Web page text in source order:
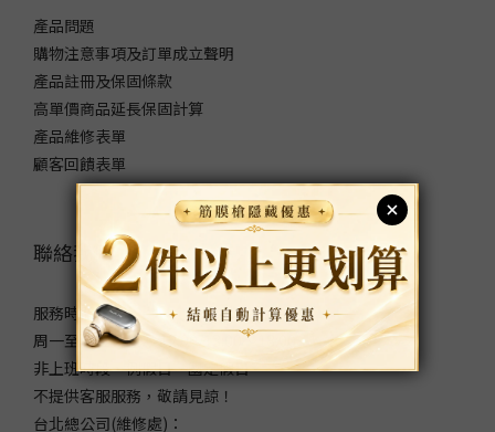
產品問題
購物注意事項及訂單成立聲明
產品註冊及保固條款
高單價商品延長保固計算
產品維修表單
顧客回饋表單
聯絡我們
服務時間：
周一至周五 9:00～12:00/13:00～18:00
非上班時段、例假日、國定假日
不提供客服服務，敬請見諒！
台北總公司(維修處)：